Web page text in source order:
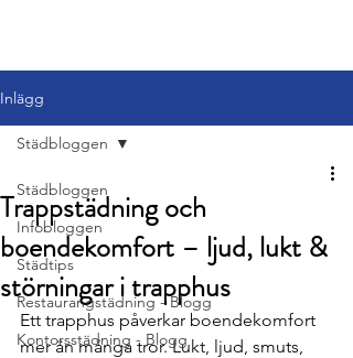
Inlägg
Städbloggen
Infobloggen
Städtips
Restaurangstädning - Blogg
Kontorsstädning - Blogg
Städbloggen
Trappstädning och
boendekomfort – ljud, lukt &
störningar i trapphus
Ett trapphus påverkar boendekomfort
mer än många tror. Lukt, ljud, smuts,